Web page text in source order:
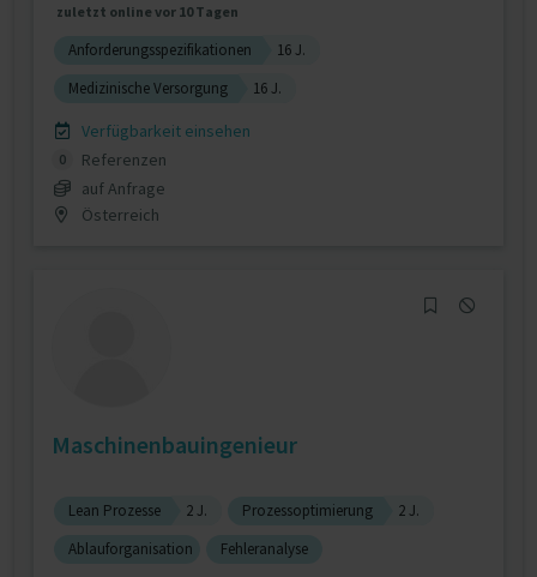
zuletzt online vor 10 Tagen
Anforderungsspezifikationen
16 J.
Medizinische Versorgung
16 J.
Verfügbarkeit einsehen
0
Referenzen
auf Anfrage
Österreich
Maschinenbauingenieur
Lean Prozesse 2 J. Prozessoptimierung
2 J.
Ablauforganisation
Fehleranalyse